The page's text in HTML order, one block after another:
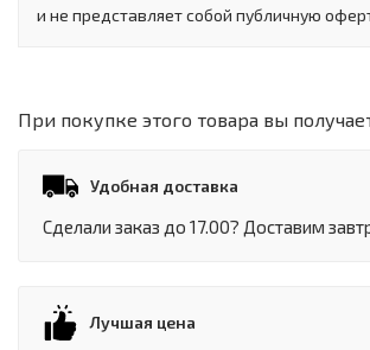
и не представляет собой публичную
При покупке этого товара вы
Удобная доставка
Сделали заказ до 17.00? Доставим
Лучшая цена